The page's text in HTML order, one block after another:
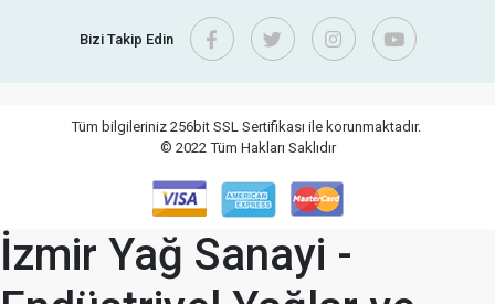
Bizi Takip Edin
Tüm bilgileriniz 256bit SSL Sertifikası ile korunmaktadır.
© 2022 Tüm Hakları Saklıdır
İzmir Yağ Sanayi -